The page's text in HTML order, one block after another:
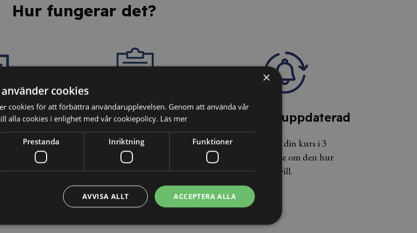
Hur fungerar det?
kunskaper
att du har
3. Få ditt personliga
intyg
Efter godkänt resultat på
kunskapstestet erhåller du ett
personligt kursintyg.
4. Håll dig uppdaterad
Du har tillgång till din kurs i 3
månader och kan se om den hur
många gånger du vill.
×
cookies
cookies för att förbättra användarupplevelsen. Genom att använda vår
alla cookies i enlighet med vår cookiepolicy. Läs mer
Prestanda Inriktning Funktioner
ACCEPTERA ALLA
AVVISA ALLT